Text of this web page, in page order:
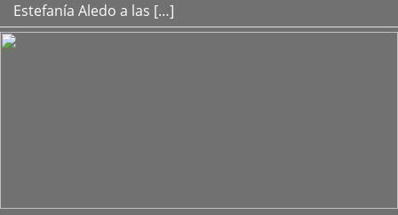
Estefanía Aledo a las […]